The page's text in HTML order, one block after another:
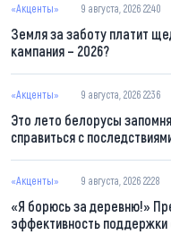
«Акценты» 9 августа, 2026 22:40
Земля за заботу платит
кампания – 2026?
«Акценты» 9 августа, 2026 22:36
Это лето белорусы
справиться с
«Акценты» 9 августа, 2026 22:28
«Я борюсь за деревню!»
эффективность поддержки